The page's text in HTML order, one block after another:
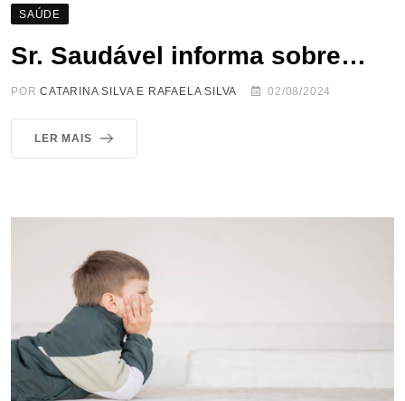
SAÚDE
Sr. Saudável informa sobre…
PORCATARINA SILVA E RAFAELA SILVA 02/08/2024
LER MAIS